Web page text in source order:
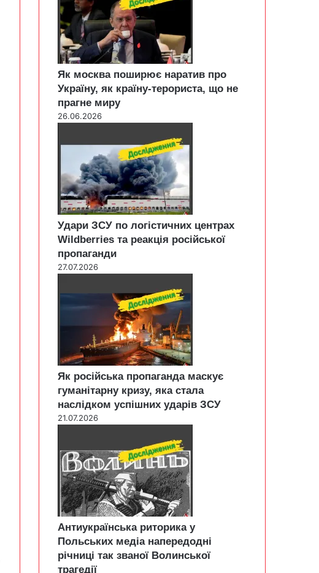
Як москва поширює наратив про
Україну, як країну-терориста, що не
прагне миру
26.06.2026
Удари ЗСУ по логістичних центрах
Wildberries та реакція російської
пропаганди
27.07.2026
Як російська пропаганда маскує
гуманітарну кризу, яка стала
наслідком успішних ударів ЗСУ
21.07.2026
Антиукраїнська риторика у
Польських медіа напередодні
річниці так званої Волинської
трагедії